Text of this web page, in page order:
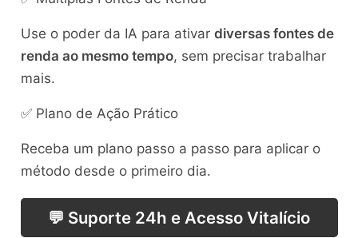
Use o poder da IA para ativar diversas fontes de
renda ao mesmo tempo, sem precisar trabalhar
mais.
✅ Plano de Ação Prático
Receba um plano passo a passo para aplicar o
método desde o primeiro dia.
💬 Suporte 24h e Acesso Vitalício